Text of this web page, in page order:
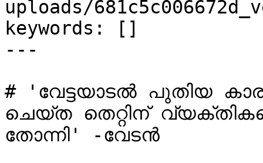
uploads/
keywords: []
---
# 'വേട്ടയാടൽ പുതിയ
ചെയ്ത തെറ്റിന്
തോന്നി' -വേടൻ